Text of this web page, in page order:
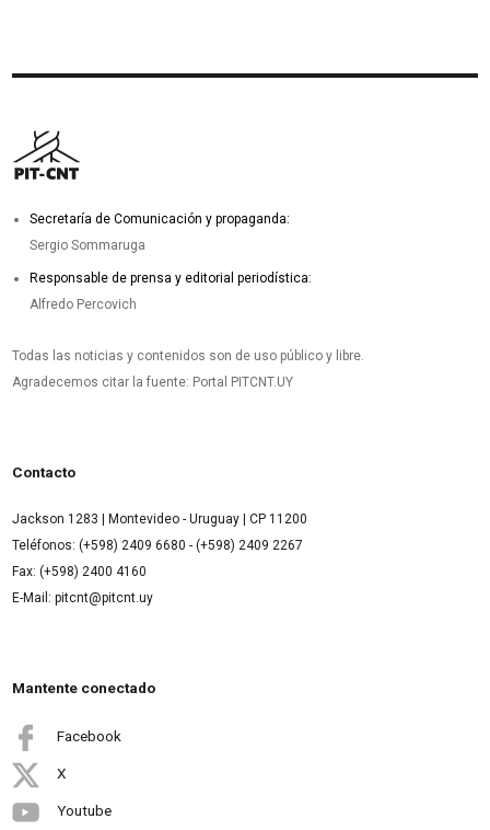
Secretaría de Comunicación y propaganda:
Sergio Sommaruga
Responsable de prensa y editorial periodística:
Alfredo Percovich
Todas las noticias y contenidos son de uso público y libre.
Agradecemos citar la fuente: Portal PITCNT.UY
Contacto
Jackson 1283 | Montevideo - Uruguay | CP 11200
Teléfonos: (+598) 2409 6680 - (+598) 2409 2267
Fax: (+598) 2400 4160
E-Mail: pitcnt@pitcnt.uy
Mantente conectado
Facebook
X
Youtube